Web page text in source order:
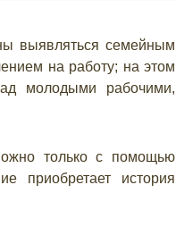
выявляться семейным
на работу; на этом
молодыми рабочими,
только с помощью
приобретает история